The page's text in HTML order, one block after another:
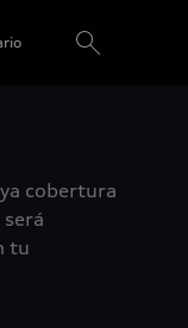
cobertura
tu